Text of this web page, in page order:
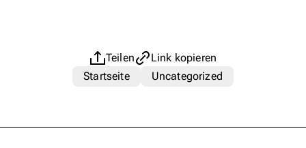
Teilen
Link kopieren
Startseite
Uncategorized